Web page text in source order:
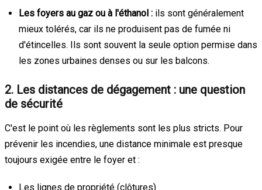
Les foyers au gaz ou à l'éthanol : ils sont généralement
mieux tolérés, car ils ne produisent pas de fumée ni
d'étincelles. Ils sont souvent la seule option permise dans
les zones urbaines denses ou sur les balcons.
2. Les distances de dégagement : une question
de sécurité
C'est le point où les règlements sont les plus stricts. Pour
prévenir les incendies, une distance minimale est presque
toujours exigée entre le foyer et :
Les lignes de propriété (clôtures).